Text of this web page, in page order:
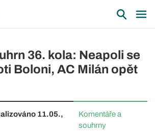
36. kola: Neapoli se
Boloni, AC Milán opět
11.05.,
Komentáře a
souhrny